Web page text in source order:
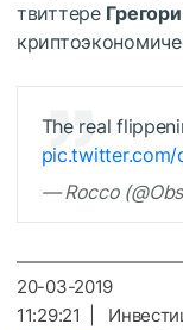
твиттере
The real
pic.twitter.com/
— Rocco
20-03-2019
11:29:21 |